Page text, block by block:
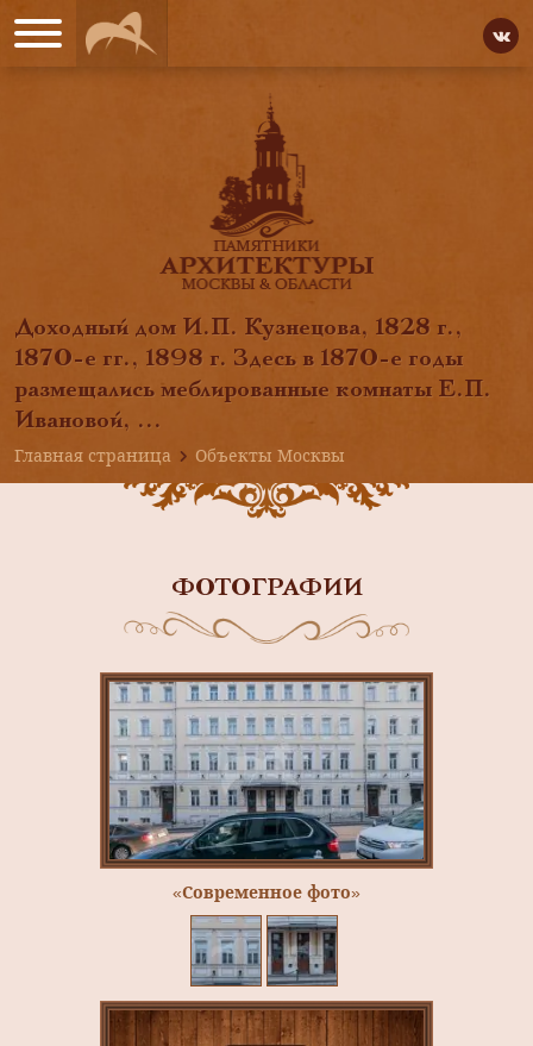
Доходный дом И.П. Кузнецова, 1828 г.,
1870-е гг., 1898 г. Здесь в 1870-е годы
размещались меблированные комнаты Е.П.
Ивановой, ...
Главная страница
Объекты Москвы
ФОТОГРАФИИ
«Современное фото»